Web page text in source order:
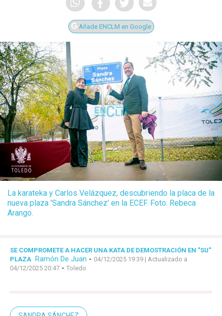
Añade ENCLM en Google
La karateka y Carlos Velázquez, descubriendo la placa de la
nueva plaza 'Sandra Sánchez' en la ECEF. Foto: Rebeca
Arango.
SE COMPROMETE A HACER UNA KATA DE DEMOSTRACIÓN EN "SU"
PLAZA Ramón De Juan - 04/12/2025 19:39 | Actualizado a
04/12/2025 20:47 - Toledo